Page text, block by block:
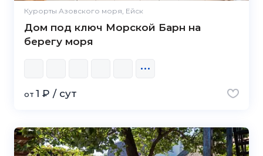
Курорты Азовского моря, Ейск
Дом под ключ Морской Барн на
берегу моря
от 1 ₽ / сут